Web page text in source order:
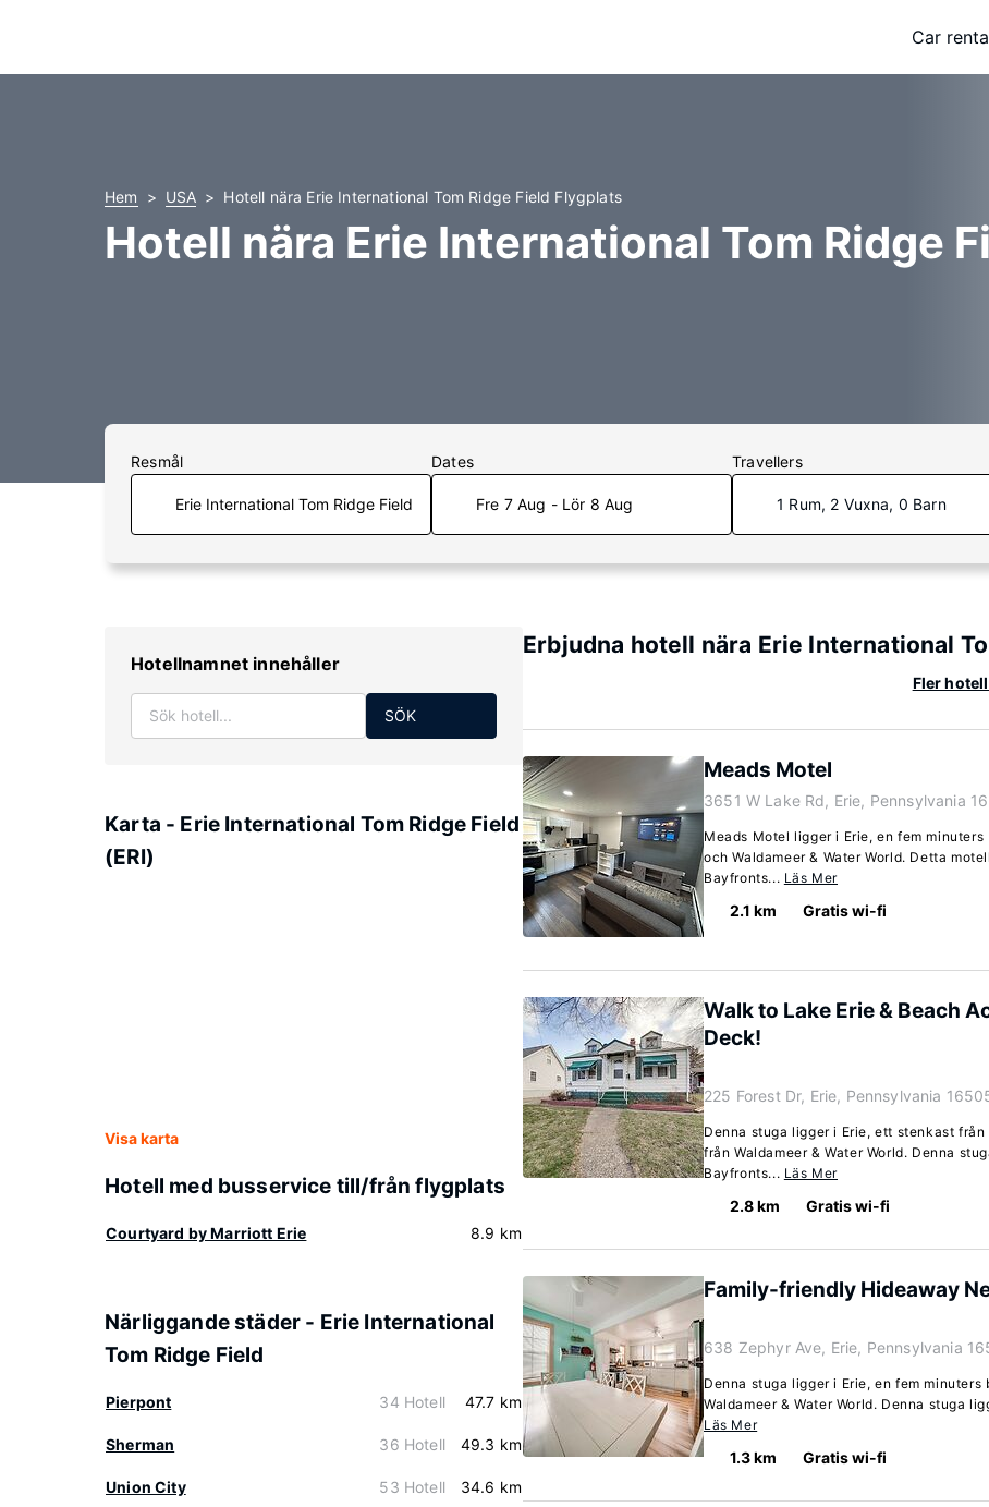
Car
Hem USA Hotell nära Erie International Tom Ridge Field Flygplats
Hotell nära Erie International Tom Ridge
Resmål Dates
Fre 7 Aug - Lör 8 Aug
Travellers
1 Rum, 2 Vuxna, 0 Barn
Hotellnamnet innehåller
SÖK
Karta - Erie International Tom Ridge Field
(ERI)
Visa karta
Hotell med busservice till/från flygplats
Courtyard by Marriott Erie 8.9 km
Närliggande städer - Erie International
Tom Ridge Field
Pierpont 34 Hotell 47.7 km
Sherman 36 Hotell 49.3 km
Union City 53 Hotell 34.6 km
Erbjudna hotell nära Erie International
Fler
Meads Motel
3651 W Lake Rd, Erie, Pennsylvania
Meads Motel ligger i Erie, en fem
och Waldameer & Water World. Detta
Bayfronts... Läs Mer
2.1 km Gratis wi-fi
Walk to Lake Erie & Beach
Deck!
225 Forest Dr, Erie, Pennsylvania
Denna stuga ligger i Erie, ett stenkast
från Waldameer & Water World. Denna
Bayfronts... Läs Mer
2.8 km Gratis wi-fi
Family-friendly Hideaway
638 Zephyr Ave, Erie, Pennsylvania
Denna stuga ligger i Erie, en fem
Waldameer & Water World. Denna stuga
Läs Mer
1.3 km Gratis wi-fi